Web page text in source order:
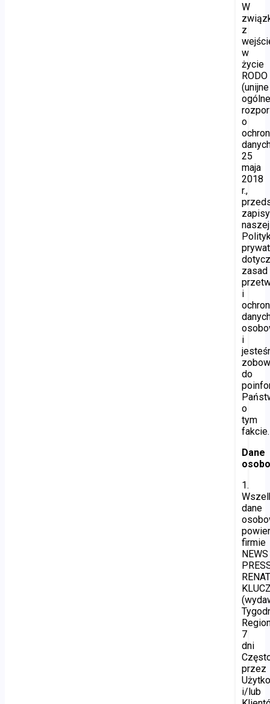
W
z
w
życie
RODO
(unijne
o
25
maja
2018
r.,
zapisy
naszej
zasad
i
i
do
o
tym
fakcie.
Dane
1.
dane
firmie
NEWS
7
dni
przez
i/lub